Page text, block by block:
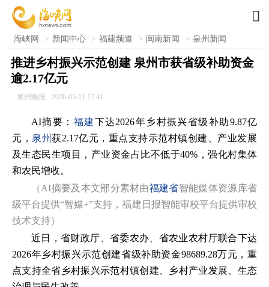

海峡网 > 新闻中心 > 福建频道 > 闽南新闻 > 泉州新闻
推进乡村振兴示范创建 泉州市获省级补助资金
逾2.17亿元
泉州晚报 2026-05-11 17:41
AI摘要： 福建下达2026年乡村振兴省级补助9.87亿
元， 泉州获2.17亿元，重点支持示范村镇创建、产业发展
及生态民生项目，产业资金占比不低于40%，强化村集体
和农民增收。
（AI摘要及本文部分素材由福建省智能媒体资源库省
级平台提供“智媒+”支持，福建日报智能审校平台提供审校
技术支持）
近日，省财政厅、省委农办、省农业农村厅联合下达
2026年乡村振兴示范创建省级补助资金98689.28万元，重
点支持全省乡村振兴示范村镇创建、乡村产业发展、生态